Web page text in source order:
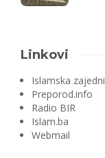
Linkovi
Islamska
Preporod.info
Radio BIR
Islam.ba
Webmail